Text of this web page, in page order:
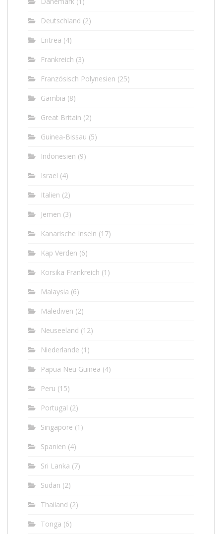
Deutschland (2)
Eritrea (4)
Frankreich (3)
Französisch Polynesien (25)
Gambia (8)
Great Britain (2)
Guinea-Bissau (5)
Indonesien (9)
Israel (4)
Italien (2)
Jemen (3)
Kanarische Inseln (17)
Kap Verden (6)
Korsika Frankreich (1)
Malaysia (6)
Malediven (2)
Neuseeland (12)
Niederlande (1)
Papua Neu Guinea (4)
Peru (15)
Portugal (2)
Singapore (1)
Spanien (4)
Sri Lanka (7)
Sudan (2)
Thailand (2)
Tonga (6)